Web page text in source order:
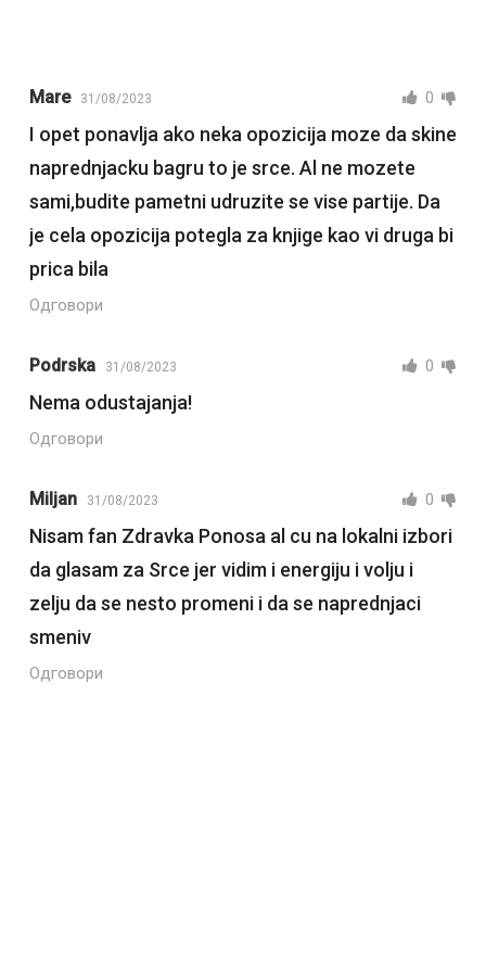
Mare 31/08/2023 0
I opet ponavlja ako neka opozicija moze da skine
naprednjacku bagru to je srce. Al ne mozete
sami,budite pametni udruzite se vise partije. Da
je cela opozicija potegla za knjige kao vi druga bi
prica bila
Одговори
Podrska 31/08/2023 0
Nema odustajanja!
Одговори
Miljan 31/08/2023 0
Nisam fan Zdravka Ponosa al cu na lokalni izbori
da glasam za Srce jer vidim i energiju i volju i
zelju da se nesto promeni i da se naprednjaci
smeniv
Одговори